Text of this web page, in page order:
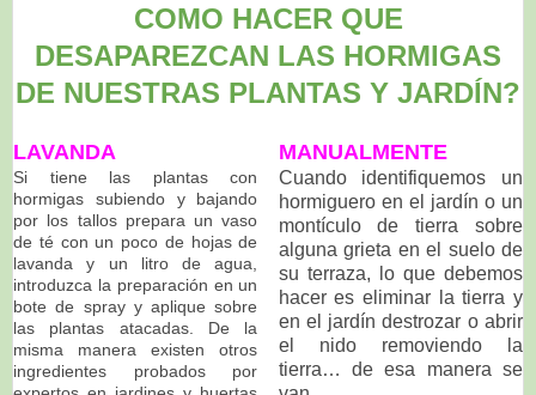
COMO HACER QUE
DESAPAREZCAN LAS HORMIGAS
DE NUESTRAS PLANTAS Y JARDÍN?
LAVANDA
Si tiene las plantas con
hormigas subiendo y bajando
por los tallos prepara un vaso
de té con un poco de hojas de
lavanda y un litro de agua,
introduzca la preparación en un
bote de spray y aplique sobre
las plantas atacadas. De la
misma manera existen otros
ingredientes probados por
MANUALMENTE
Cuando identifiquemos un
hormiguero en el jardín o un
montículo de tierra sobre
alguna grieta en el suelo de
su terraza, lo que debemos
hacer es eliminar la tierra y
en el jardín destrozar o abrir
el nido removiendo la
tierra… de esa manera se